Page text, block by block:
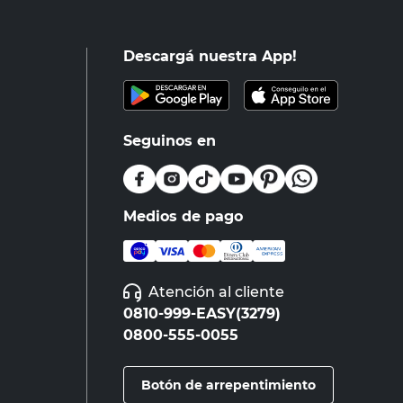
Descargá nuestra App!
Seguinos en
Medios de pago
Atención al cliente
0810-999-EASY(3279)
0800-555-0055
Botón de arrepentimiento